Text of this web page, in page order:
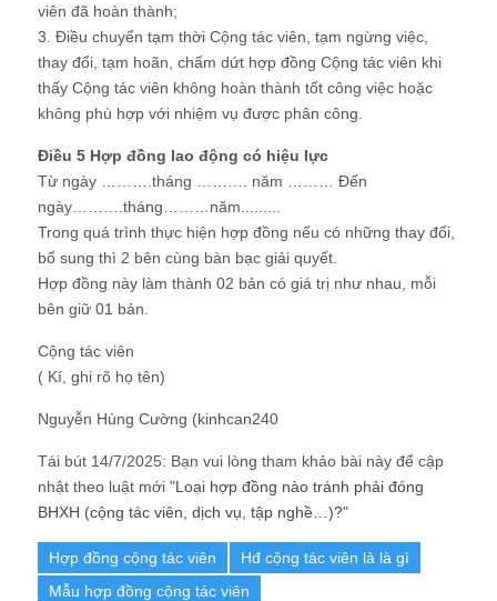
viên đã hoàn thành;
3. Điều chuyển tạm thời Cộng tác viên, tạm ngừng việc,
thay đổi, tạm hoãn, chấm dứt hợp đồng Cộng tác viên khi
thấy Cộng tác viên không hoàn thành tốt công việc hoặc
không phù hợp với nhiệm vụ được phân công.
Điều 5 Hợp đồng lao động có hiệu lực
Từ ngày ……….tháng ………. năm ……… Đến
ngày……….tháng………năm.........
Trong quá trình thực hiện hợp đồng nếu có những thay đổi,
bổ sung thì 2 bên cùng bàn bạc giải quyết.
Hợp đồng này làm thành 02 bản có giá trị như nhau, mỗi
bên giữ 01 bản.
Cộng tác viên
( Kí, ghi rõ họ tên)
Nguyễn Hùng Cường (kinhcan240
Tái bút 14/7/2025: Bạn vui lòng tham khảo bài này để cập
nhật theo luật mới "Loại hợp đồng nào tránh phải đóng
BHXH (cộng tác viên, dịch vụ, tập nghề…)?"
Hợp đồng cộng tác viên
Hđ cộng tác viên là là gì
Mẫu hợp đồng cộng tác viên